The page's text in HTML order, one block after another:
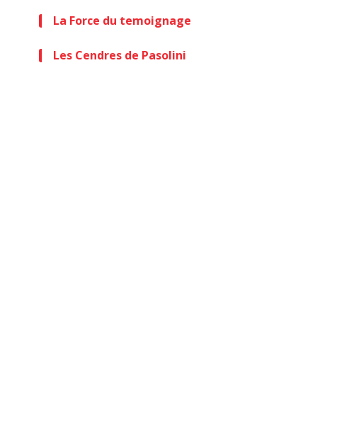
La Force du temoignage
Les Cendres de Pasolini